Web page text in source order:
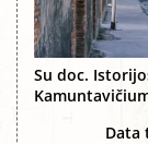
Su doc.
Data